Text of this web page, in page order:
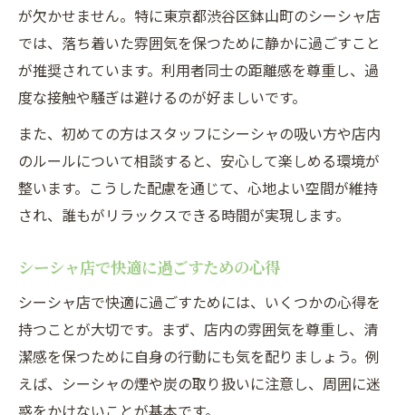
が欠かせません。特に東京都渋谷区鉢山町のシーシャ店
では、落ち着いた雰囲気を保つために静かに過ごすこと
が推奨されています。利用者同士の距離感を尊重し、過
度な接触や騒ぎは避けるのが好ましいです。
また、初めての方はスタッフにシーシャの吸い方や店内
のルールについて相談すると、安心して楽しめる環境が
整います。こうした配慮を通じて、心地よい空間が維持
され、誰もがリラックスできる時間が実現します。
シーシャ店で快適に過ごすための心得
シーシャ店で快適に過ごすためには、いくつかの心得を
持つことが大切です。まず、店内の雰囲気を尊重し、清
潔感を保つために自身の行動にも気を配りましょう。例
えば、シーシャの煙や炭の取り扱いに注意し、周囲に迷
惑をかけないことが基本です。